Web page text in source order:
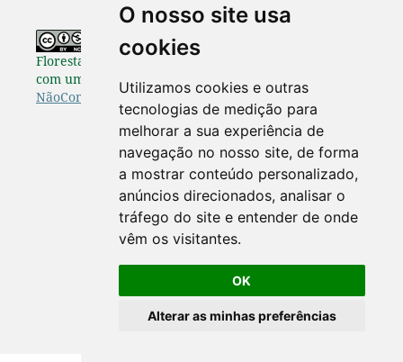
O nosso site usa
cookies
Utilizamos cookies e outras
tecnologias de medição para
melhorar a sua experiência de
navegação no nosso site, de forma
a mostrar conteúdo personalizado,
anúncios direcionados, analisar o
tráfego do site e entender de onde
vêm os visitantes.
OK
Alterar as minhas preferências
Os originais publicados na Pesquisa
Florestal Brasileira estão disponibilizados de acordo
com uma Licença Creative Commons Atribuição-
NãoComercial-SemDerivações 4.0 Internacional